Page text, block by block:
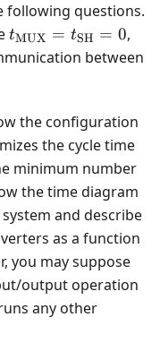
following questions.
t_{\text{MUX}}
= t_{\text{SH}}
tMUX = tSH = 0,
between
the configuration
the cycle time
minimum number
the time diagram
and describe
as a function
you may suppose
output operation
any other